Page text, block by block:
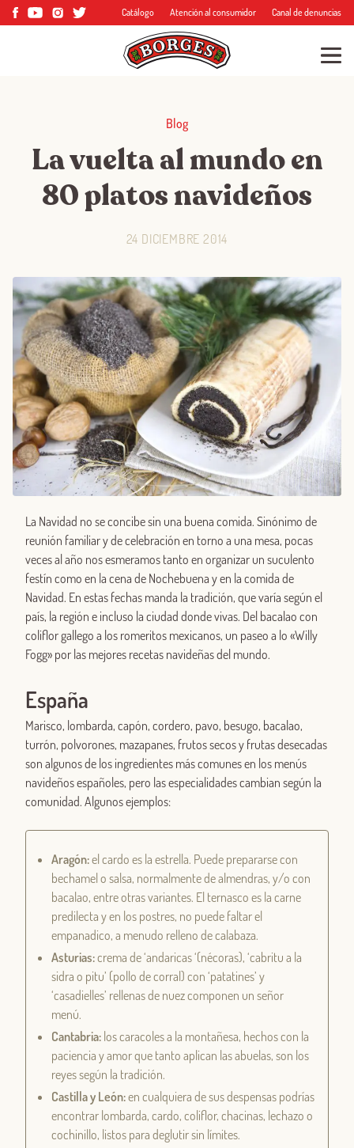
Catálogo Atención al consumidor Canal de denuncias
Blog
La vuelta al mundo en
80 platos navideños
24 DICIEMBRE 2014
La Navidad no se concibe sin una buena comida. Sinónimo de
reunión familiar y de celebración en torno a una mesa, pocas
veces al año nos esmeramos tanto en organizar un suculento
festín como en la cena de Nochebuena y en la comida de
Navidad. En estas fechas manda la tradición, que varía según el
país, la región e incluso la ciudad donde vivas. Del bacalao con
coliflor gallego a los romeritos mexicanos, un paseo a lo «Willy
Fogg» por las mejores recetas navideñas del mundo.
España
Marisco, lombarda, capón, cordero, pavo, besugo, bacalao,
turrón, polvorones, mazapanes, frutos secos y frutas desecadas
son algunos de los ingredientes más comunes en los menús
navideños españoles, pero las especialidades cambian según la
comunidad. Algunos ejemplos:
Aragón:el cardo es la estrella. Puede prepararse con
bechamel o salsa, normalmente de almendras, y/o con
bacalao, entre otras variantes. El ternasco es la carne
predilecta y en los postres, no puede faltar el
empanadico, a menudo relleno de calabaza.
Asturias:crema de ‘andaricas ‘(nécoras), ‘cabritu a la
sidra o pitu’ (pollo de corral) con ‘patatines’ y
‘casadielles’ rellenas de nuez componen un señor
menú.
Cantabria: los caracoles a la montañesa, hechos con la
paciencia y amor que tanto aplican las abuelas, son los
reyes según la tradición.
Castilla y León:en cualquiera de sus despensas podrías
encontrar lombarda, cardo, coliflor, chacinas, lechazo o
cochinillo, listos para deglutir sin límites.